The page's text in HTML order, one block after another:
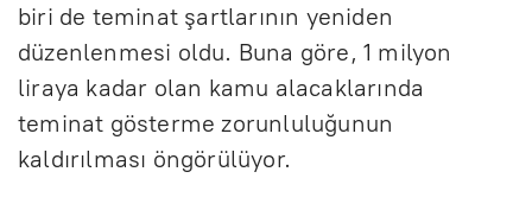
biri de teminat şartlarının yeniden
düzenlenmesi oldu. Buna göre, 1 milyon
liraya kadar olan kamu alacaklarında
teminat gösterme zorunluluğunun
kaldırılması öngörülüyor.